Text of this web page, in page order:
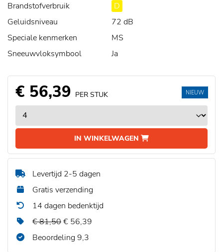
Brandstofverbruik
D
Geluidsniveau
72 dB
Speciale kenmerken
MS
Sneeuwvloksymbool
Ja
€ 56,39 PER STUK
IN WINKELWAGEN
NIEUW
Levertijd 2-5 dagen
Gratis verzending
14 dagen bedenktijd
€ 81,50€ 56,39
Beoordeling 9,3